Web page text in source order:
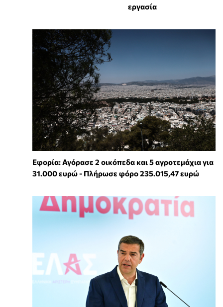
εργασία
Εφορία: Αγόρασε 2 οικόπεδα και 5 αγροτεμάχια για
31.000 ευρώ - Πλήρωσε φόρο 235.015,47 ευρώ